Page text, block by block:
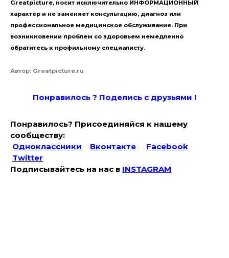
Greatpicture, носит исключительно ИНФОРМАЦИОННЫЙ
характер и не заменяет консультацию, диагноз или
профессиональное медицинское обслуживание. При
возникновении проблем со здоровьем немедленно
обратитесь к профильному специалисту.
Автор: Greatpicture.ru
Понравилось ? Поделись с друзьями !
Понравилось? Присоединяйся к нашему
сообществу:
Одноклассники
Вконтакте
Facebook
Twitter
Подписывайтесь на наc в INSTAGRAM